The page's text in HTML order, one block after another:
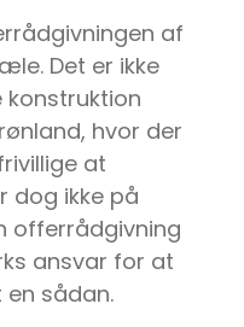
af
Det er ikke
konstruktion
hvor der
at
dog ikke på
offerrådgivning
ansvar for at
sådan.